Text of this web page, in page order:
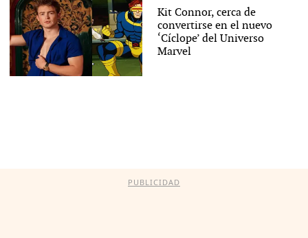
Kit Connor, cerca de
convertirse en el nuevo
‘Cíclope’ del Universo
Marvel
PUBLICIDAD